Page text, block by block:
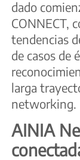
dado
CONNECT,
tendencias
de casos de
larga
networking.
AINIA